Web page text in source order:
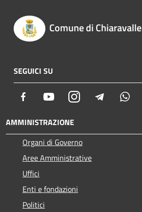
Comune di Chiaravalle
SEGUICI SU
Facebook YoutubeInstagram Telegram
AMMINISTRAZIONE
Organi di Governo
Aree Amministrative
Uffici
Enti e fondazioni
Politici